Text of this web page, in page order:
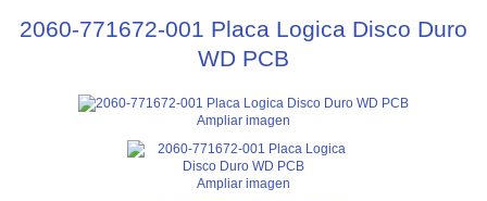
2060-771672-001 Placa Logica Disco Duro
WD PCB
Ampliar imagen
Ampliar imagen